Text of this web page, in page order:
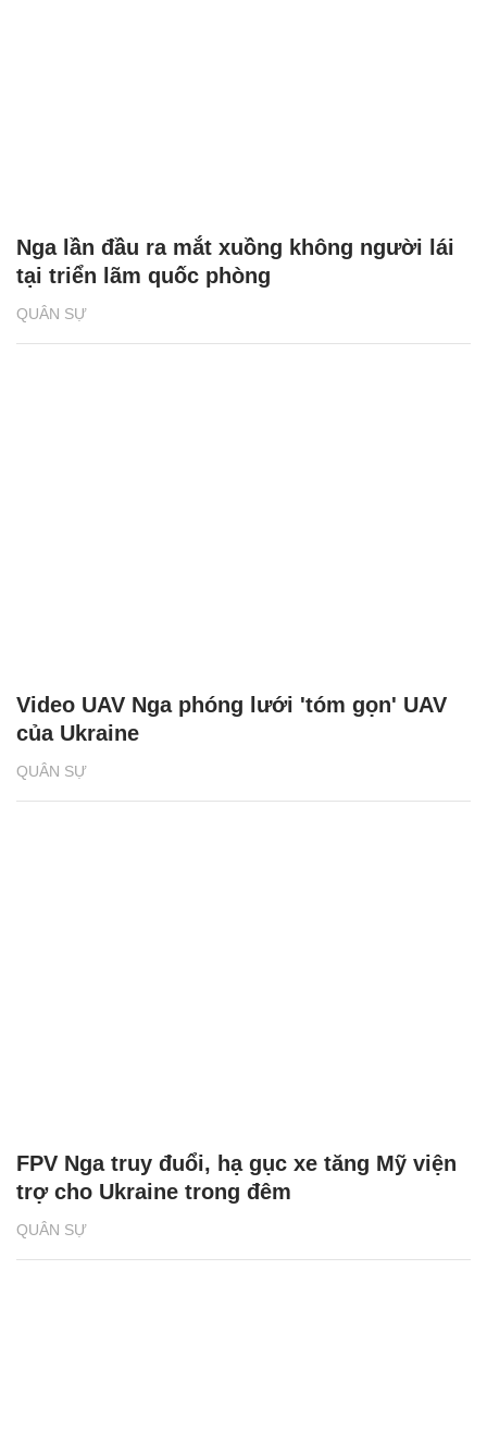
QUÂN SỰ
Nga lần đầu ra mắt xuồng không người lái
tại triển lãm quốc phòng
QUÂN SỰ
Video UAV Nga phóng lưới 'tóm gọn' UAV
của Ukraine
QUÂN SỰ
FPV Nga truy đuổi, hạ gục xe tăng Mỹ viện
trợ cho Ukraine trong đêm